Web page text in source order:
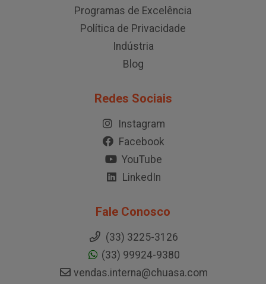
Programas de Excelência
Política de Privacidade
Indústria
Blog
Redes Sociais
Instagram
Facebook
YouTube
LinkedIn
Fale Conosco
(33) 3225-3126
(33) 99924-9380
vendas.interna@chuasa.com